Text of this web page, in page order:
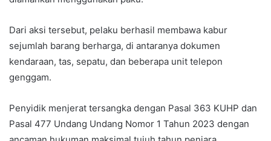
Dari aksi tersebut, pelaku berhasil membawa kabur
sejumlah barang berharga, di antaranya dokumen
kendaraan, tas, sepatu, dan beberapa unit telepon
genggam.
Penyidik menjerat tersangka dengan Pasal 363 KUHP dan
Pasal 477 Undang Undang Nomor 1 Tahun 2023 dengan